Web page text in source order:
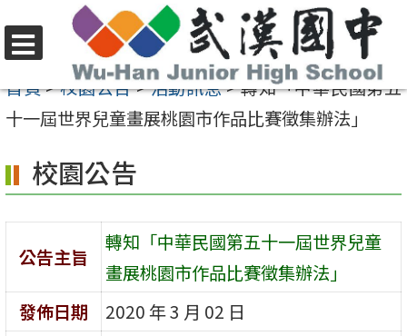
至
要
容
區
選
單
首頁>校園公告>活動訊息>轉知「中華民國第五
十一屆世界兒童畫展桃園市作品比賽徵集辦法」
校園公告
公告主旨
轉知「中華民國第五十一屆世界兒童
畫展桃園市作品比賽徵集辦法」
發佈日期
2020 年 3 月 02 日